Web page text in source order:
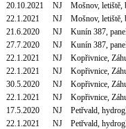
20.10.2021 NJ
Mošnov, letiště,
22.1.2021 NJ
Mošnov, letiště,
21.6.2020 NJ
Kunín 387,
27.7.2020 NJ
Kunín 387,
22.1.2021 NJ
Kopřivnice,
22.1.2021 NJ
Kopřivnice,
30.5.2020 NJ
Kopřivnice,
22.1.2021 NJ
Kopřivnice,
17.5.2020 NJ
Petřvald,
22.1.2021 NJ
Petřvald,